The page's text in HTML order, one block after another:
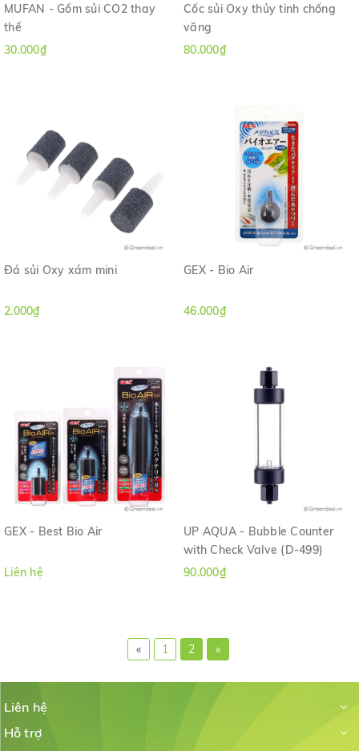
MUFAN - Gốm sủi CO2 thay
thế
30.000₫
Cốc sủi Oxy thủy tinh chống
văng
80.000₫
Đá sủi Oxy xám mini
2.000₫
GEX - Bio Air
46.000₫
GEX - Best Bio Air
Liên hệ
UP AQUA - Bubble Counter
with Check Valve (D-499)
90.000₫
« 1 2 »
Liên hệ
Hỗ trợ